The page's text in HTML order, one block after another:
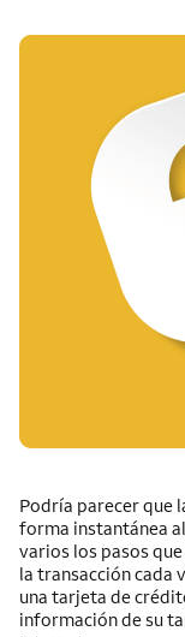
Podría parecer que
forma instantánea
varios los pasos
la transacción cada
una tarjeta de
información de su